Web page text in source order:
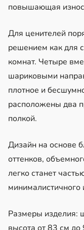
повышающая
Для ценителей
решением как для
комнат. Четыре
шариковыми
плотное и
расположены два
полкой.
Дизайн на основе
оттенков,
легко станет
минималистичного
Размеры изделия: